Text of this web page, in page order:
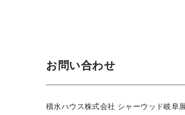
お問い合わせ
積水ハウス株式会社 シャーウッド岐阜